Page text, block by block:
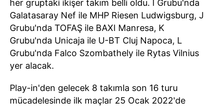
her gruptaki ikişer takım belli oldu. I Grubu'nda
Galatasaray Nef ile MHP Riesen Ludwigsburg, J
Grubu'nda TOFAŞ ile BAXI Manresa, K
Grubu'nda Unicaja ile U-BT Cluj Napoca, L
Grubu'nda Falco Szombathely ile Rytas Vilnius
yer alacak.
Play-in'den gelecek 8 takımla son 16 turu
mücadelesinde ilk maçlar 25 Ocak 2022'de